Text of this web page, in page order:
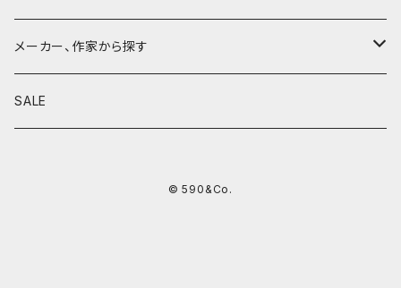
鉛筆
鉛筆補助軸
メーカー、作家から探す
590&Co.
SALE
© 590&Co.